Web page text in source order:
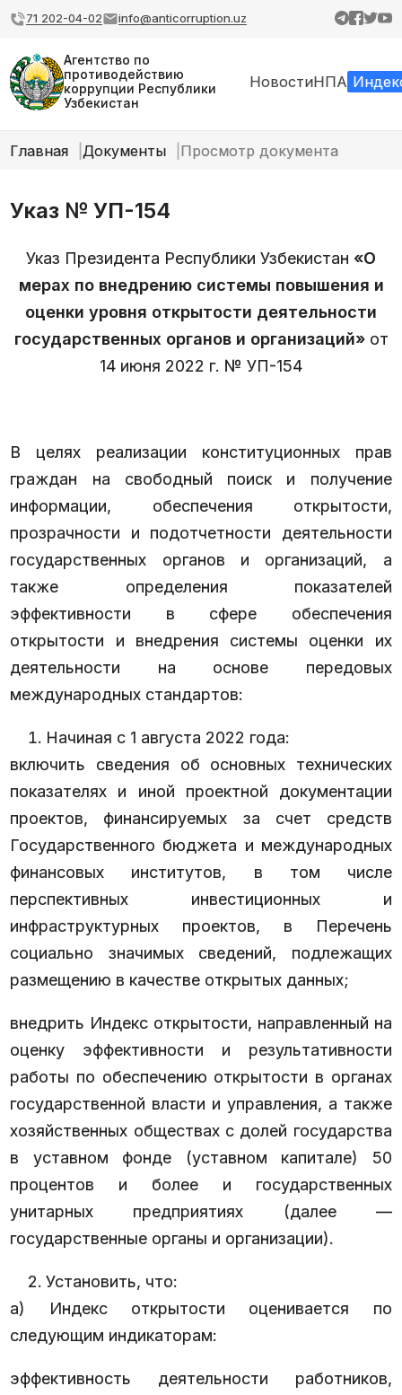
71 202-04-02 info@anticorruption.uz
Агентство по
противодействию
коррупции Республики
Узбекистан
НовостиНПА
Главная Документы Просмотр документа
Указ № УП-154
Указ Президента Республики Узбекистан «О
мерах по внедрению системы повышения и
оценки уровня открытости деятельности
государственных органов и организаций» от
14 июня 2022 г. № УП-154
В целях реализации конституционных прав
граждан на свободный поиск и получение
информации, обеспечения открытости,
прозрачности и подотчетности деятельности
государственных органов и организаций, а
также определения показателей
эффективности в сфере обеспечения
открытости и внедрения системы оценки их
деятельности на основе передовых
международных стандартов:
Начиная с 1 августа 2022 года:
включить сведения об основных технических
показателях и иной проектной документации
проектов, финансируемых за счет средств
Государственного бюджета и международных
финансовых институтов, в том числе
перспективных инвестиционных и
инфраструктурных проектов, в Перечень
социально значимых сведений, подлежащих
размещению в качестве открытых данных;
внедрить Индекс открытости, направленный на
оценку эффективности и результативности
работы по обеспечению открытости в органах
государственной власти и управления, а также
хозяйственных обществах с долей государства
в уставном фонде (уставном капитале) 50
процентов и более и государственных
унитарных предприятиях (далее —
государственные органы и организации).
Установить, что:
а) Индекс открытости оценивается по
следующим индикаторам:
эффективность деятельности работников,